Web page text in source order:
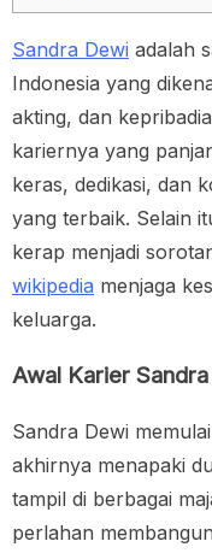
Sandra Dewi adalah
Indonesia yang
akting, dan
kariernya yang
keras, dedikasi, dan
yang terbaik. Selain
kerap menjadi
wikipedia menjaga
keluarga.
Awal Karier
Sandra Dewi
akhirnya menapaki
tampil di berbagai
perlahan